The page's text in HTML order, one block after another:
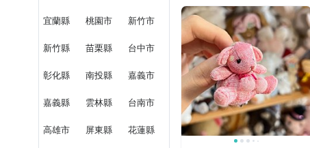
宜蘭縣 桃園市 新竹市
新竹縣 苗栗縣 台中市
彰化縣 南投縣 嘉義市
嘉義縣 雲林縣 台南市
高雄市 屏東縣 花蓮縣